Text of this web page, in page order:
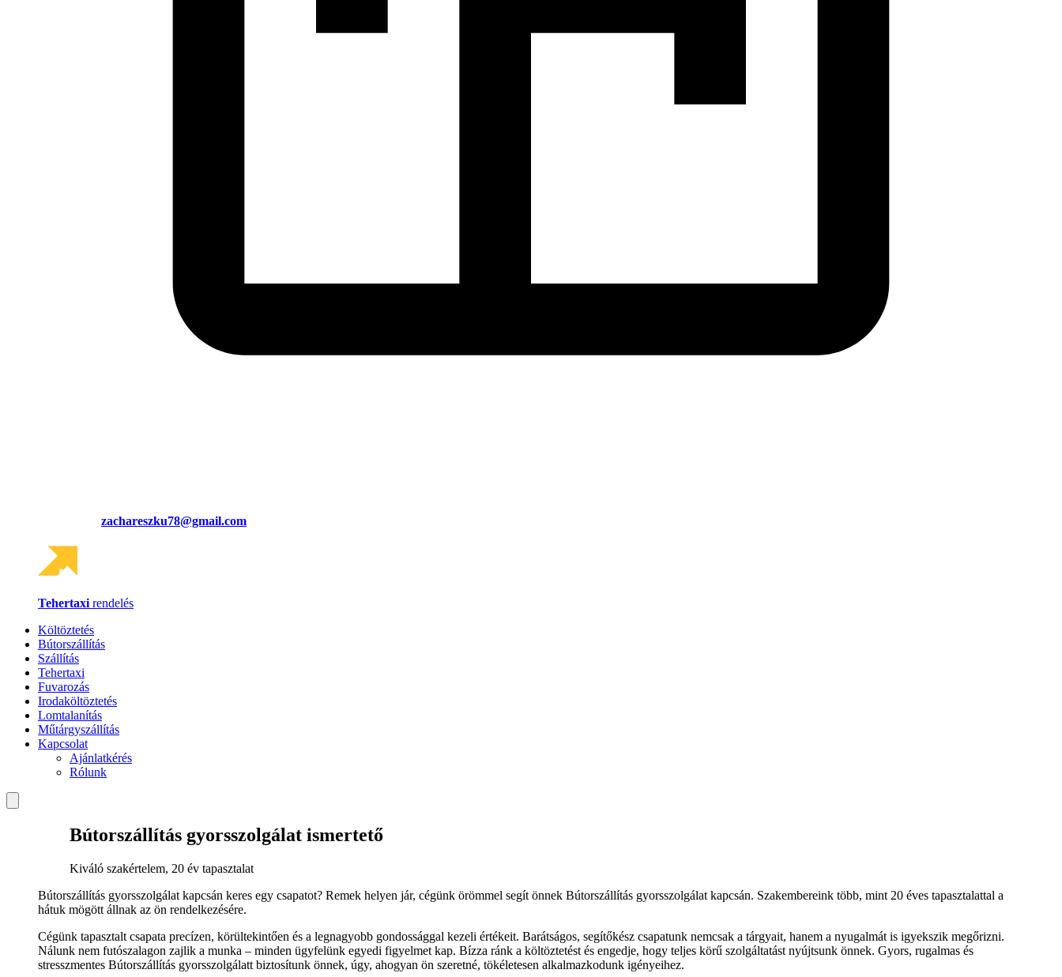
zachareszku78@gmail.com
Tehertaxi rendelés
Költöztetés
Bútorszállítás
Szállítás
Tehertaxi
Fuvarozás
Irodaköltöztetés
Lomtalanítás
Műtárgyszállítás
Kapcsolat
Ajánlatkérés
Rólunk
Bútorszállítás gyorsszolgálat ismertető
Kiváló szakértelem, 20 év tapasztalat
Bútorszállítás gyorsszolgálat kapcsán keres egy csapatot? Remek helyen jár, cégünk örömmel segít önnek Bútorszállítás gyorsszolgálat kapcsán. Szakembereink több, mint 20 éves tapasztalattal a
hátuk mögött állnak az ön rendelkezésére.
Cégünk tapasztalt csapata precízen, körültekintően és a legnagyobb gondossággal kezeli értékeit. Barátságos, segítőkész csapatunk nemcsak a tárgyait, hanem a nyugalmát is igyekszik megőrizni.
Nálunk nem futószalagon zajlik a munka – minden ügyfelünk egyedi figyelmet kap. Bízza ránk a költöztetést és engedje, hogy teljes körű szolgáltatást nyújtsunk önnek. Gyors, rugalmas és
stresszmentes Bútorszállítás gyorsszolgálatt biztosítunk önnek, úgy, ahogyan ön szeretné, tökéletesen alkalmazkodunk igényeihez.